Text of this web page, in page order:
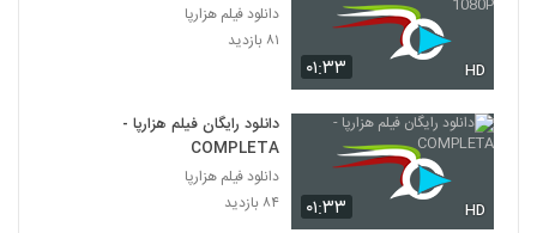
۰۱:۳۳ HD
دانلود فیلم هزارپا
۸۱ بازدید
۰۱:۳۳ HD
دانلود رایگان فیلم هزارپا -
COMPLETA
دانلود فیلم هزارپا
۸۴ بازدید